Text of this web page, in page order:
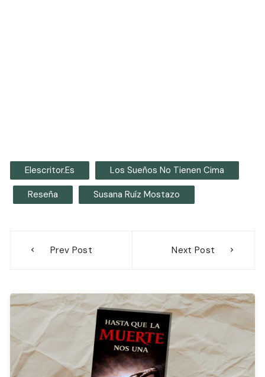
Elescritor.es Los Sueños No Tienen Cima
Reseña Susana Ruíz Mostazo
Prev Post Next Post